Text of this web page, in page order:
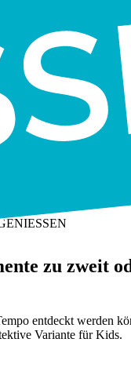
zu zweit
entdeckt werden
Variante für Kids.